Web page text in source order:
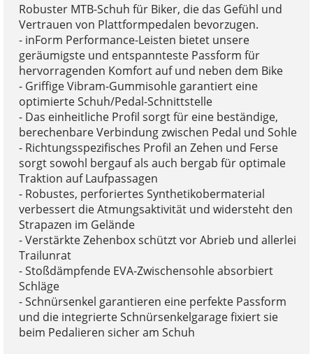
Robuster MTB-Schuh für Biker, die das Gefühl und
Vertrauen von Plattformpedalen bevorzugen.
- inForm Performance-Leisten bietet unsere
geräumigste und entspannteste Passform für
hervorragenden Komfort auf und neben dem Bike
- Griffige Vibram-Gummisohle garantiert eine
optimierte Schuh/Pedal-Schnittstelle
- Das einheitliche Profil sorgt für eine beständige,
berechenbare Verbindung zwischen Pedal und Sohle
- Richtungsspezifisches Profil an Zehen und Ferse
sorgt sowohl bergauf als auch bergab für optimale
Traktion auf Laufpassagen
- Robustes, perforiertes Synthetikobermaterial
verbessert die Atmungsaktivität und widersteht den
Strapazen im Gelände
- Verstärkte Zehenbox schützt vor Abrieb und allerlei
Trailunrat
- Stoßdämpfende EVA-Zwischensohle absorbiert
Schläge
- Schnürsenkel garantieren eine perfekte Passform
und die integrierte Schnürsenkelgarage fixiert sie
beim Pedalieren sicher am Schuh